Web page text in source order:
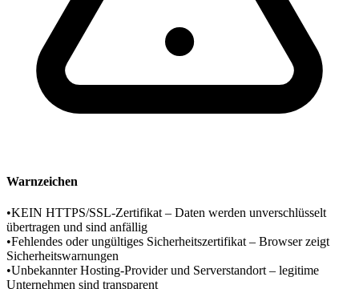
Warnzeichen
•KEIN HTTPS/SSL-Zertifikat – Daten werden unverschlüsselt
übertragen und sind anfällig
•Fehlendes oder ungültiges Sicherheitszertifikat – Browser zeigt
Sicherheitswarnungen
•Unbekannter Hosting-Provider und Serverstandort – legitime
Unternehmen sind transparent